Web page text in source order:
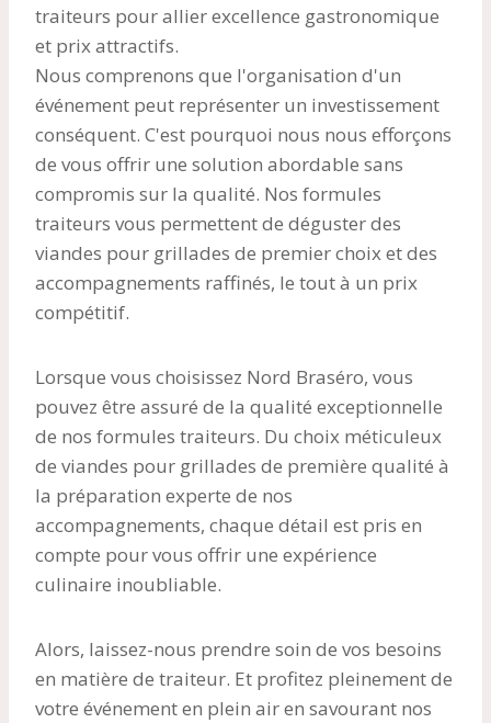
traiteurs pour allier excellence gastronomique
et prix attractifs.
Nous comprenons que l'organisation d'un
événement peut représenter un investissement
conséquent. C'est pourquoi nous nous efforçons
de vous offrir une solution abordable sans
compromis sur la qualité. Nos formules
traiteurs vous permettent de déguster des
viandes pour grillades de premier choix et des
accompagnements raffinés, le tout à un prix
compétitif.
Lorsque vous choisissez Nord Braséro, vous
pouvez être assuré de la qualité exceptionnelle
de nos formules traiteurs. Du choix méticuleux
de viandes pour grillades de première qualité à
la préparation experte de nos
accompagnements, chaque détail est pris en
compte pour vous offrir une expérience
culinaire inoubliable.
Alors, laissez-nous prendre soin de vos besoins
en matière de traiteur. Et profitez pleinement de
votre événement en plein air en savourant nos